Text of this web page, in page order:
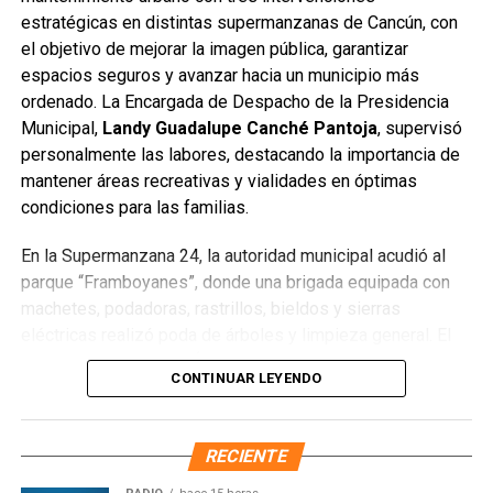
Asimismo, se destacó que en las oficinas del IMDAI se
puede tramitar el certificado de discapacidad para quienes
aún no lo tengan, lo que facilita realizar todo el proceso en
un solo lugar, con atención inclusiva y sin trámites
adicionales.
La Ruta 27, de 64 kilómetros, conectará diversas zonas
habitacionales con avenidas principales y la nueva
movilidad segura y moderna en Cancún.
estratégicas en distintas supermanzanas de Cancún, con
el objetivo de mejorar la imagen pública, garantizar
espacios seguros y avanzar hacia un municipio más
ordenado. La Encargada de Despacho de la Presidencia
Municipal, Landy Guadalupe Canché Pantoja, supervisó
personalmente las labores, destacando la importancia de
mantener áreas recreativas y vialidades en óptimas
condiciones para las familias.
En la Supermanzana 24, la autoridad municipal acudió al
parque “Framboyanes”, donde una brigada equipada con
machetes, podadoras, rastrillos, bieldos y sierras
director de Parques y Áreas Jardinadas,Sergio Manuel
, informó que se atendieron
, principalmente vegetales. Asimismo, exhortó a
los vecinos a conservar el área en buen estado para evitar
CONTINUAR LEYENDO
RECIENTE